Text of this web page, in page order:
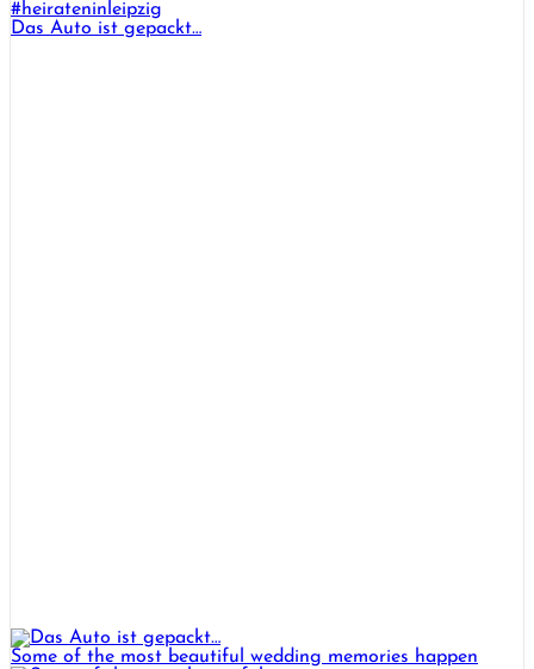
Das Auto ist gepackt…
Some of the most beautiful wedding memories happen